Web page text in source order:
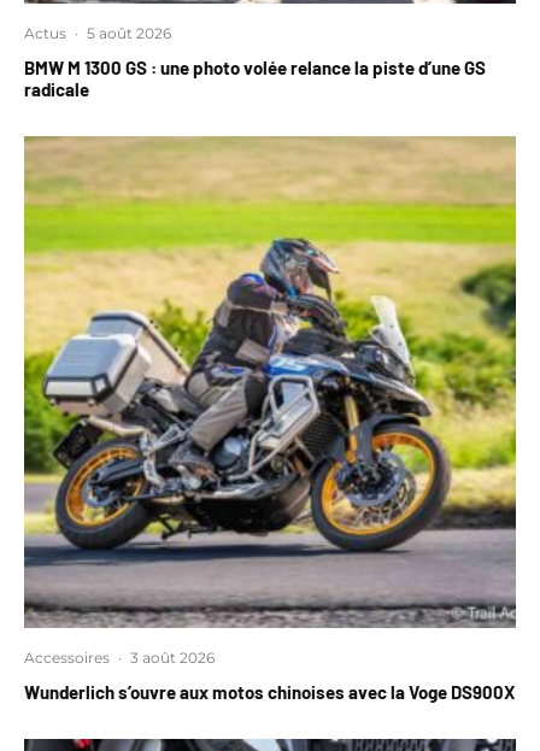
Actus · 5 août 2026
BMW M 1300 GS : une photo volée relance la piste d’une GS
radicale
Accessoires · 3 août 2026
Wunderlich s’ouvre aux motos chinoises avec la Voge DS900X